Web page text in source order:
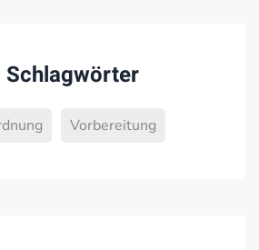
Schlagwörter
Vorbereitung